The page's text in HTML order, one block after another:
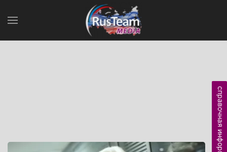
справочная информация